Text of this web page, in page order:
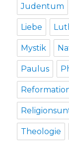
Judentum
Liebe
Mystik
Paulus
Theologie